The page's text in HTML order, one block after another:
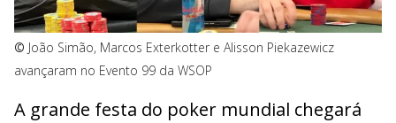
© João Simão, Marcos Exterkotter e Alisson Piekazewicz
avançaram no Evento 99 da WSOP
A grande festa do poker mundial chegará